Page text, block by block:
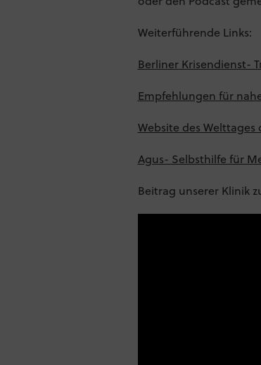
Weiterführende Links:
Berliner Krisendienst-
Empfehlungen für
Website des Welttages
Agus- Selbsthilfe für
Beitrag unserer Klinik